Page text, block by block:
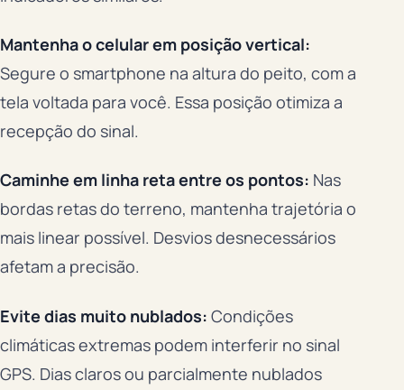
Mantenha o celular em posição vertical:
Segure o smartphone na altura do peito, com a
tela voltada para você. Essa posição otimiza a
recepção do sinal.
Caminhe em linha reta entre os pontos: Nas
bordas retas do terreno, mantenha trajetória o
mais linear possível. Desvios desnecessários
afetam a precisão.
Evite dias muito nublados: Condições
climáticas extremas podem interferir no sinal
GPS. Dias claros ou parcialmente nublados